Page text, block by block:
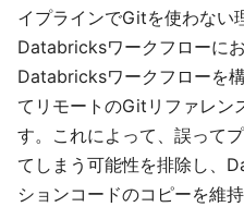
イプラインでGitを使わない
Databricksワークフローに
Databricksワークフローを
てリモートのGitリファレン
す。これによって、誤って
てしまう可能性を排除し、
ションコードのコピーを維